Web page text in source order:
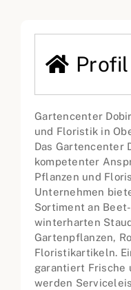
Profil
Gartencenter
und Floristik in
Das Gartencenter
kompetenter
Pflanzen und
Unternehmen
Sortiment an
winterharten
Gartenpflanzen,
Floristikartikeln.
garantiert Frische
werden